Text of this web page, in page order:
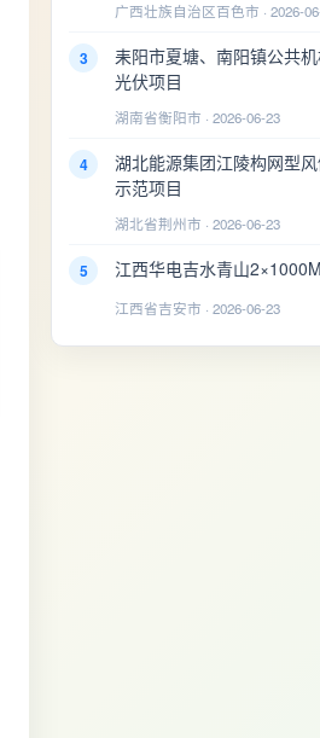
广西壮族自治区百色市 · 2026-
3
耒阳市夏塘、南阳镇公共
光伏项目
湖南省衡阳市 · 2026-06-23
4
湖北能源集团江陵构网型
示范项目
湖北省荆州市 · 2026-06-23
5 江西华电吉水青山
江西省吉安市 · 2026-06-23